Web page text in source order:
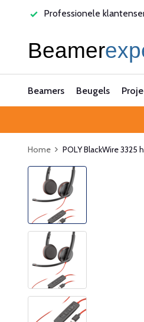
Professionele
Beamers Beugels
Home POLY BlackWire 3325